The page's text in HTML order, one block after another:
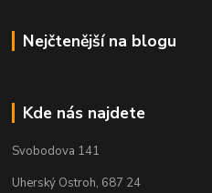
Nejčtenější na blogu
Kde nás najdete
Svobodova 141
Uherský Ostroh, 687 24